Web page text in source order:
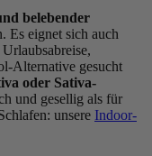
belebender
Es eignet sich auch
Alternative gesucht
oder Sativa-
und gesellig als für
unsere Indoor-